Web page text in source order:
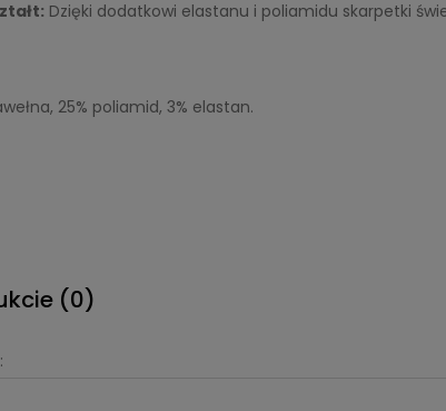
Dzięki dodatkowi elastanu i poliamidu skarpetki
25% poliamid, 3% elastan.
(0)